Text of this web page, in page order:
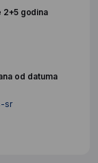
2+5 godina
od datuma
sr